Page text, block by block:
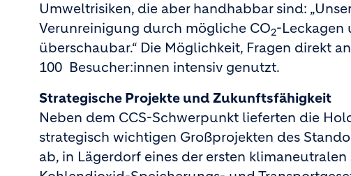
Umweltrisiken, die aber handhabbar sind:
Verunreinigung durch mögliche CO2-Leckagen
überschaubar.“ Die Möglichkeit, Fragen direkt
100 Besucher:innen intensiv genutzt.
Strategische Projekte und Zukunftsfähigkeit
Neben dem CCS-Schwerpunkt lieferten die
strategisch wichtigen Großprojekten des
ab, in Lägerdorf eines der ersten